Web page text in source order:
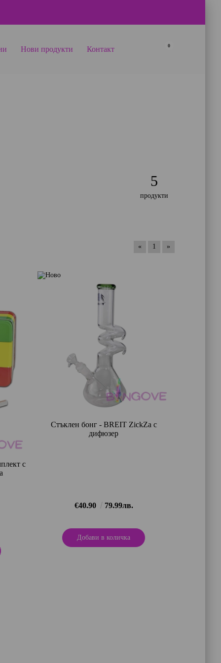
0
Нови продукти Контакт
5
продукти
« 1 »
с
Стъклен бонг - BREIT ZickZa с
дифюзер
€40.90 79.99лв.